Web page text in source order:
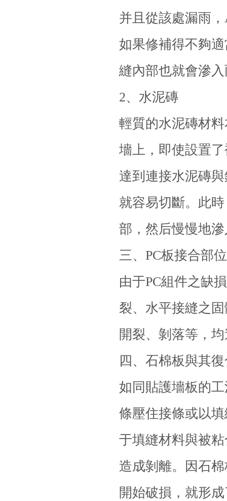
并且從該處漏雨
如果修補得不夠
縫內部也就會滲
2、水泥磚
輕質的水泥磚材
墻上，即使設置
達到連接水泥磚
就容易切斷。此
部，然后慢慢地
三、PC板接合部
由于PC組件之缺
裂、水平接縫之
開裂、剝落等，
四、石棉板與其
如同貼護墻板的
條壓住接條或以
于填縫材料與被
造成剝離。因石
開始破損，就形